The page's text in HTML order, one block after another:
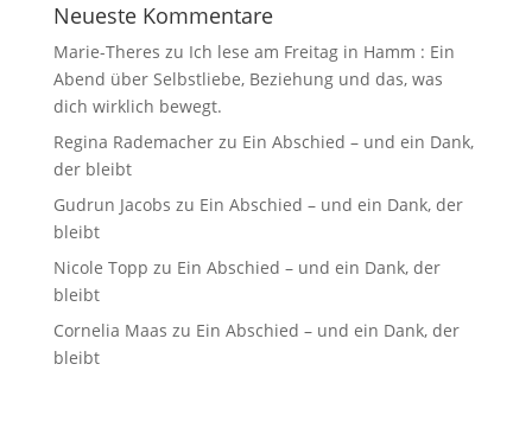
Neueste Kommentare
Marie-Theres zu Ich lese am Freitag in Hamm : Ein
Abend über Selbstliebe, Beziehung und das, was
dich wirklich bewegt.
Regina Rademacherzu Ein Abschied – und ein Dank,
der bleibt
Gudrun Jacobs zu Ein Abschied – und ein Dank, der
bleibt
Nicole Topp zu Ein Abschied – und ein Dank, der
bleibt
Cornelia Maas zu Ein Abschied – und ein Dank, der
bleibt